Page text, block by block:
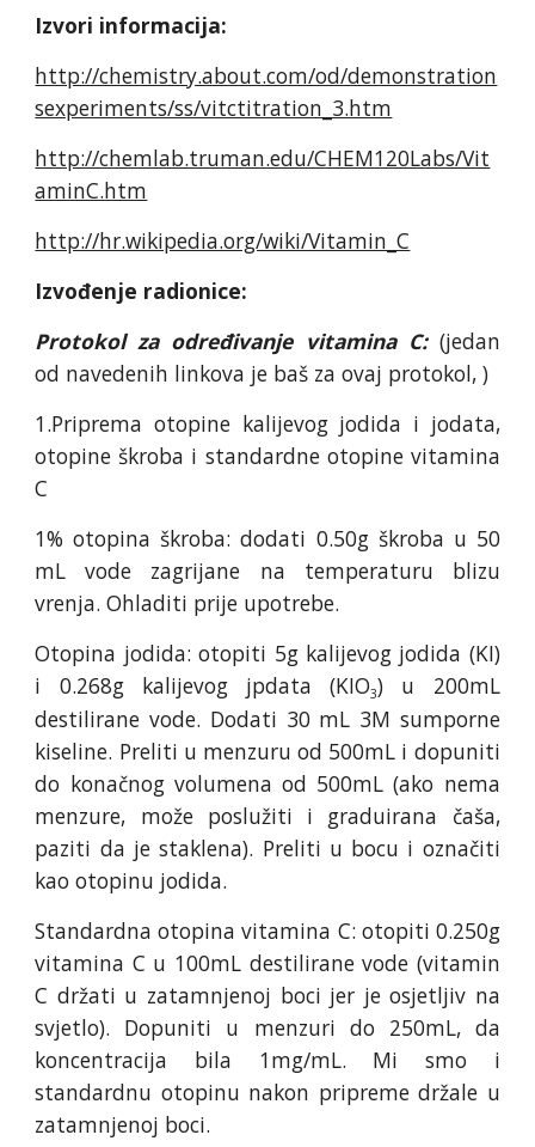
Izvori informacija:
http://chemistry.about.com/od/demonstration
sexperiments/ss/vitctitration_3.htm
http://chemlab.truman.edu/CHEM120Labs/Vit
aminC.htm
http://hr.wikipedia.org/wiki/Vitamin_C
Izvođenje radionice:
Protokol za određivanje vitamina C: (jedan
od navedenih linkova je baš za ovaj protokol, )
1.Priprema otopine kalijevog jodida i jodata,
otopine škroba i standardne otopine vitamina
C
1% otopina škroba: dodati 0.50g škroba u 50
mL vode zagrijane na temperaturu blizu
vrenja. Ohladiti prije upotrebe.
Otopina jodida: otopiti 5g kalijevog jodida (KI)
i 0.268g kalijevog jpdata (KIO3) u 200mL
destilirane vode. Dodati 30 mL 3M sumporne
kiseline. Preliti u menzuru od 500mL i dopuniti
do konačnog volumena od 500mL (ako nema
menzure, može poslužiti i graduirana čaša,
paziti da je staklena). Preliti u bocu i označiti
kao otopinu jodida.
Standardna otopina vitamina C: otopiti 0.250g
vitamina C u 100mL destilirane vode (vitamin
C držati u zatamnjenoj boci jer je osjetljiv na
svjetlo). Dopuniti u menzuri do 250mL, da
koncentracija bila 1mg/mL. Mi smo i
standardnu otopinu nakon pripreme držale u
zatamnjenoj boci.